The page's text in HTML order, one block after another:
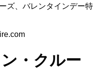
ズ、バレンタインデー特
・クルー